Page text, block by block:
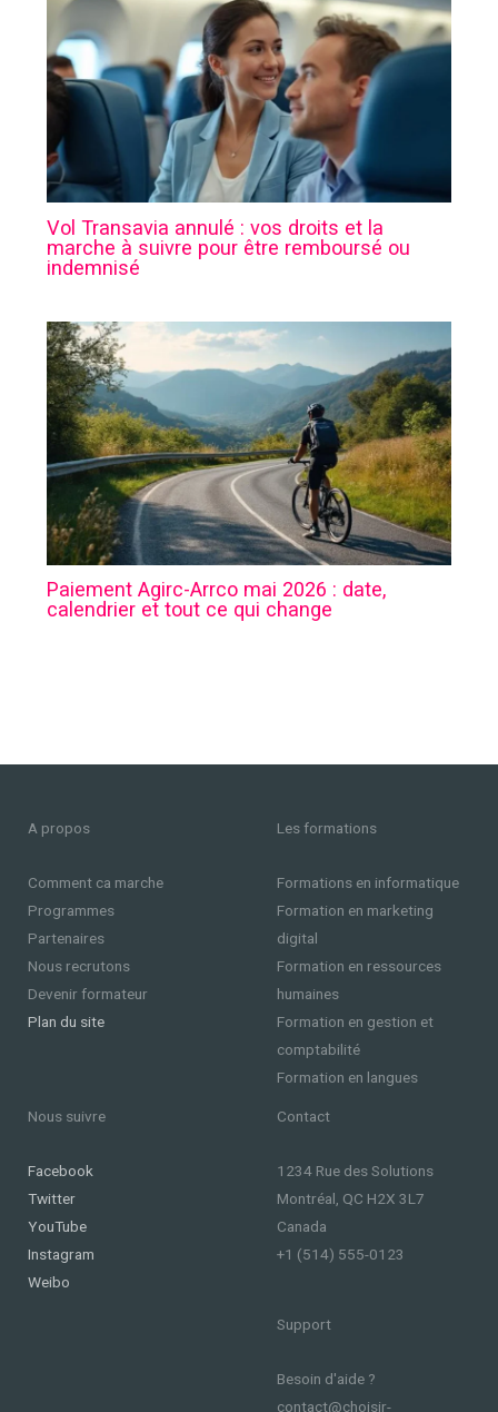
Vol Transavia annulé : vos droits et la
marche à suivre pour être remboursé ou
indemnisé
Paiement Agirc-Arrco mai 2026 : date,
calendrier et tout ce qui change
A propos
Comment ca marche
Programmes
Partenaires
Nous recrutons
Devenir formateur
Plan du site
Les formations
Formations en informatique
Formation en marketing
digital
Formation en ressources
humaines
Formation en gestion et
comptabilité
Formation en langues
Nous suivre
Facebook
Twitter
YouTube
Instagram
Weibo
Contact
1234 Rue des Solutions
Montréal, QC H2X 3L7
Canada
+1 (514) 555-0123
Support
Besoin d'aide ?
contact@choisir-